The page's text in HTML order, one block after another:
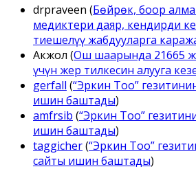
drpraveen (Бөйрөк, боор
медиктери даяр, кендирди
тиешелүү жабдууларга
Акжол (Ош шаарында 21665
үчүн жер тилкесин алууга
gerfall (“Эркин Тоо”
ишин баштады)
amfrsib (“Эркин Тоо”
ишин баштады)
taggicher(“Эркин Тоо”
сайты ишин баштады)